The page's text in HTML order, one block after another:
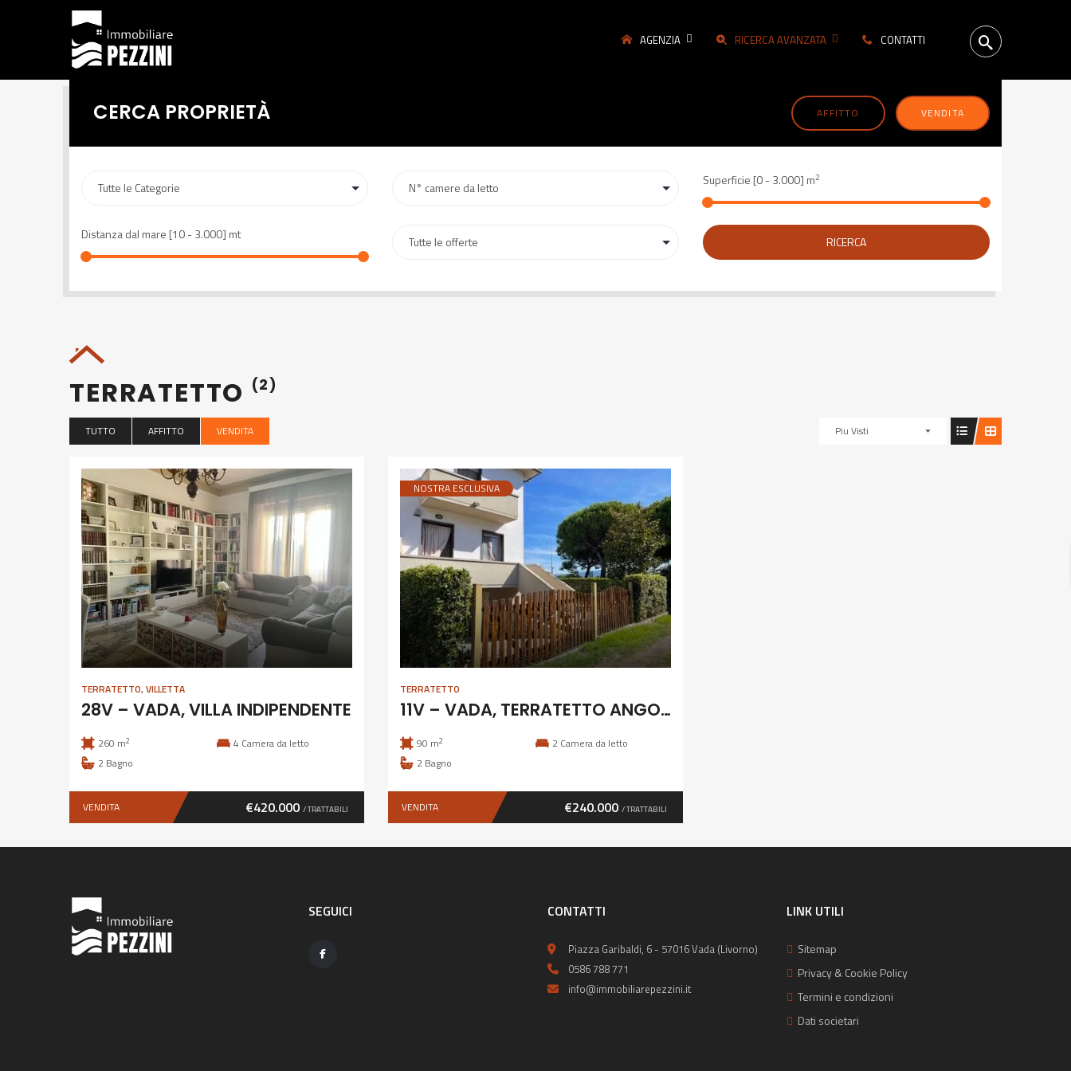
AGENZIA RICERCA AVANZATA CONTATTI
CERCA PROPRIETÀ AFFITTO VENDITA
Superficie [0-3.000] m2
Distanza dal mare [10-3.000] mt RICERCA
TERRATETTO (2)
TUTTO AFFITTO VENDITA Piu Visti
TERRATETTO,VILLETTA
28V – VADA, VILLA INDIPENDENTE
260 m2 4 Camera da letto
2 Bagno
VENDITA €420.000 / TRATTABILI
NOSTRA ESCLUSIVA
TERRATETTO
11V – VADA, TERRATETTO ANGOLARE CON GIARDINO E GARAGE
90 m2 2 Camera da letto
2 Bagno
VENDITA €240.000 / TRATTABILI
SEGUICI CONTATTI
Piazza Garibaldi, 6 - 57016 Vada (Livorno)
0586 788 771
info@immobiliarepezzini.it
LINK UTILI
Sitemap
Privacy & Cookie Policy
Termini e condizioni
Dati societari